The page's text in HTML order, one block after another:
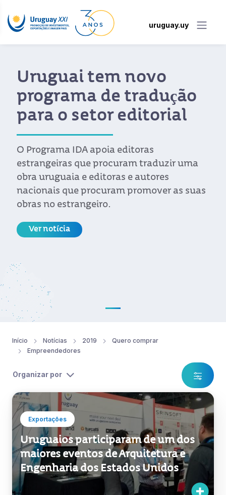
uruguay.uy
Uruguai tem novo
programa de tradução
para o setor editorial
O Programa IDA apoia editoras
estrangeiras que procuram traduzir uma
obra uruguaia e editoras e autores
nacionais que procuram promover as suas
obras no estrangeiro.
Ver notícia
Início Notícias 2019
Quero comprar
Empreendedores
Organizar por
Exportações
Uruguaios participaram de um dos
maiores eventos de Arquitetura e
Engenharia dos Estados Unidos